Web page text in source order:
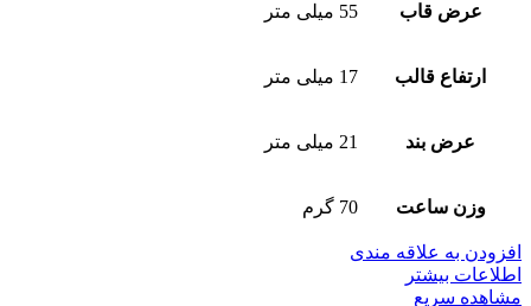
عرض قاب 55 میلی متر
ارتفاع قالب 17 میلی متر
عرض بند 21 میلی متر
وزن ساعت 70 گرم
افزودن به علاقه مندی
اطلاعات بیشتر
مشاهده سریع